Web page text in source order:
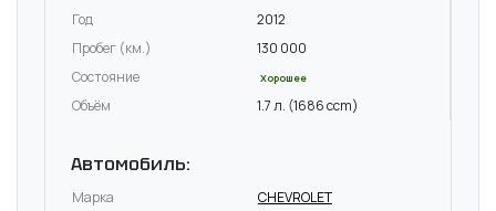
Год
2012
Пробег (км.)
130 000
Состояние
Хорошее
Объём 1.7 л. (1686 ccm)
Автомобиль:
Марка
CHEVROLET